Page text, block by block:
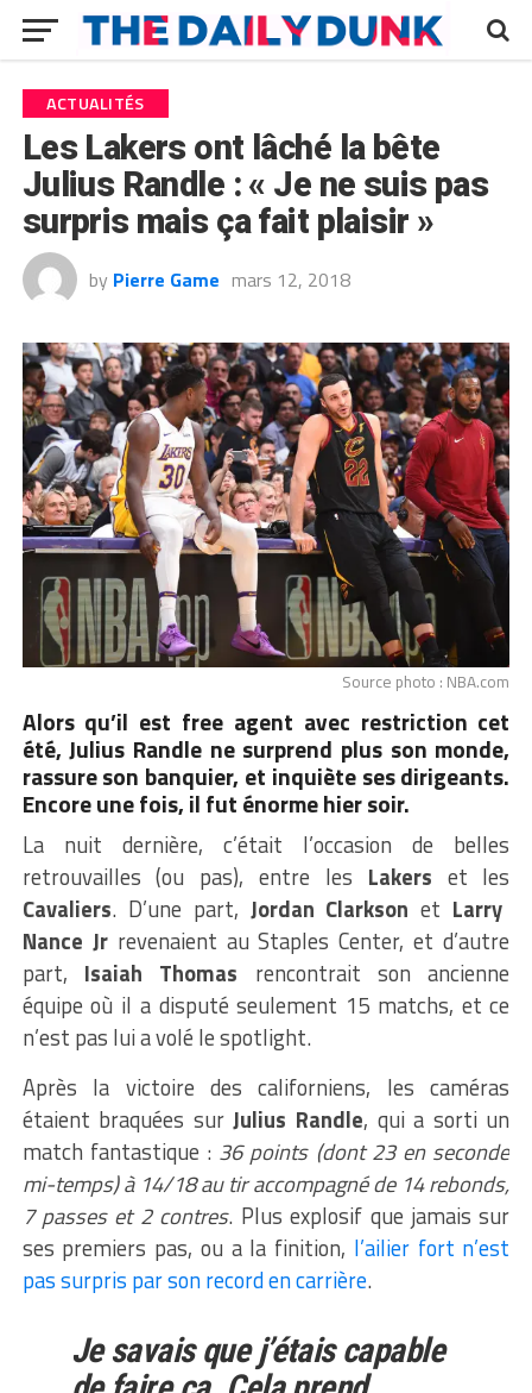
ACTUALITÉS
Les Lakers ont lâché la bête
Julius Randle : « Je ne suis pas
surpris mais ça fait plaisir »
by Pierre Game mars 12, 2018
Source photo : NBA.com
Alors qu’il est free agent avec restriction cet
été, Julius Randle ne surprend plus son monde,
rassure son banquier, et inquiète ses dirigeants.
Encore une fois, il fut énorme hier soir.
La nuit dernière, c’était l’occasion de belles
retrouvailles (ou pas), entre les Lakers et les
Cavaliers. D’une part, Jordan Clarksonet Larry
Nance Jrrevenaient au Staples Center, et d’autre
part, Isaiah Thomas rencontrait son ancienne
équipe où il a disputé seulement 15 matchs, et ce
n’est pas lui a volé le spotlight.
Après la victoire des californiens, les caméras
étaient braquées surJulius Randle, qui a sorti un
match fantastique : 36 points (dont 23 en seconde
mi-temps) à 14/18 au tir accompagné de 14 rebonds,
7 passes et 2 contres. Plus explosif que jamais sur
ses premiers pas, ou a la finition, l’ailier fort n’est
pas surpris par son record en carrière.
Je savais que j’étais capable